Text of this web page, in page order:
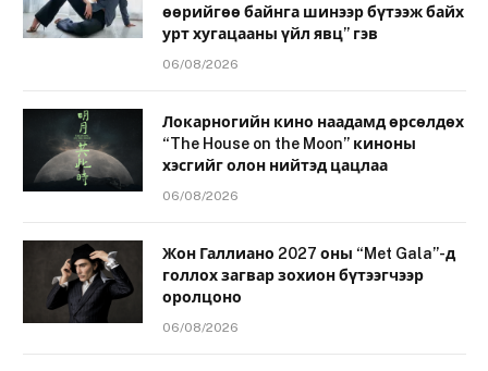
өөрийгөө байнга шинээр бүтээж байх
урт хугацааны үйл явц” гэв
06/08/2026
Локарногийн кино наадамд өрсөлдөх
“The House on the Moon” киноны
хэсгийг олон нийтэд цацлаа
06/08/2026
Жон Галлиано 2027 оны “Met Gala”-д
голлох загвар зохион бүтээгчээр
оролцоно
06/08/2026